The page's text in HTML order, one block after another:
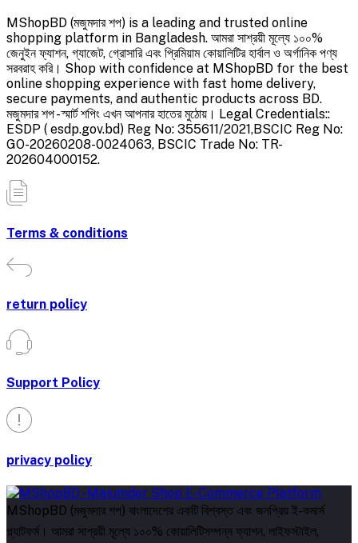
MShopBD (মজুমদার শপ) is a leading and trusted online
shopping platform in Bangladesh. আমরা সাশ্রয়ী মূল্যে ১০০%
জেনুইন ফ্যাশন, গ্যাজেট, গ্রোসারি এবং প্রিমিয়াম কোয়ালিটির হার্বাল ও অর্গানিক পণ্য
সরবরাহ করি। Shop with confidence at MShopBD for the best
online shopping experience with fast home delivery,
secure payments, and authentic products across BD.
মজুমদার শপ - স্মার্ট শপিং এখন আপনার হাতের মুঠোয়। Legal Credentials::
ESDP ( esdp.gov.bd) Reg No: 355611/2021,BSCIC Reg No:
GO-20260208-0024063, BSCIC Trade No: TR-
202604000152.
Terms & conditions
return policy
Support Policy
privacy policy
MShopBD (মজুমদার শপ) বাংলাদেশের একটি বিশ্বস্ত এবং জনপ্রিয় ই-কমার্স
প্ল্যাটফর্ম। আমরা সাশ্রয়ী মূল্যে ১০০% কোয়ালিটিসম্পন্ন ফ্যাশন, লাইফস্টাইল,